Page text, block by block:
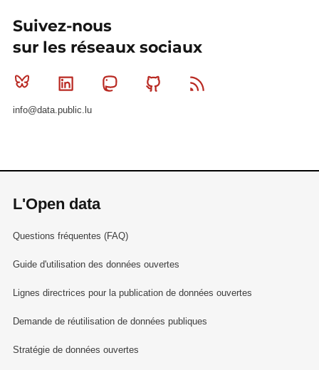
Suivez-nous
sur les réseaux sociaux
Bluesky Linkedin MastodonGithub
info@data.public.lu
L'Open data
Questions fréquentes (FAQ)
Guide d'utilisation des données ouvertes
Lignes directrices pour la publication de données ouvertes
Demande de réutilisation de données publiques
Stratégie de données ouvertes